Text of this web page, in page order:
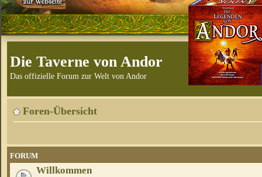
Die Taverne von Andor
Das offizielle Forum zur Welt von Andor
Foren-Übersicht
FORUM
Willkommen